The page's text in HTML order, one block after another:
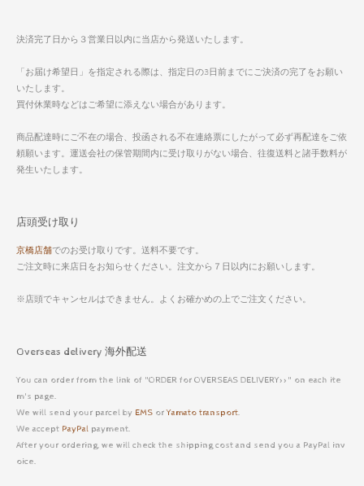
決済完了日から３営業日以内に当店から発送いたします。
「お届け希望日」を指定される際は、指定日の3日前までにご決済の完了をお願い
いたします。
買付休業時などはご希望に添えない場合があります。
商品配達時にご不在の場合、投函される不在連絡票にしたがって必ず再配達をご依
頼願います。運送会社の保管期間内に受け取りがない場合、往復送料と諸手数料が
発生いたします。
店頭受け取り
京橋店舗でのお受け取りです。送料不要です。
ご注文時に来店日をお知らせください。注文から７日以内にお願いします。
※店頭でキャンセルはできません。よくお確かめの上でご注文ください。
Overseas delivery 海外配送
You can order from the link of "ORDER for OVERSEAS DELIVERY>>" on each ite
m's page.
We will send your parcel by EMS orYamato transport.
We accept PayPal payment.
After your ordering, we will check the shipping cost and send you a PayPal inv
oice.